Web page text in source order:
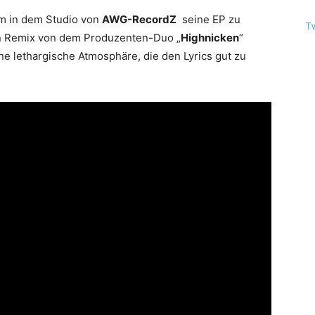
in dem Studio von AWG-RecordZ seine EP zu
von dem Produzenten-Duo „Highnicken“
lethargische Atmosphäre, die den Lyrics gut zu